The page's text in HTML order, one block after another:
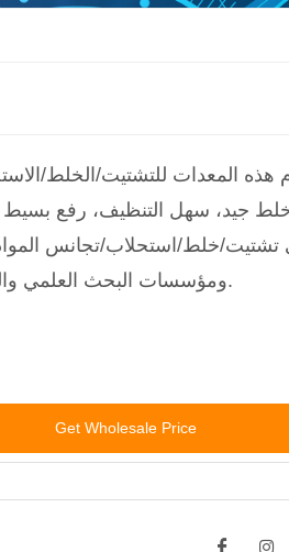
هذه المعدات للتشتيت/الخلط/
خلط جيد، سهل التنظيف، رفع
خلط/استحلاب/تجانس المواد
ومؤسسات البحث العلمي والجامعات وما إلى ذلك.
Get Wholesale Price